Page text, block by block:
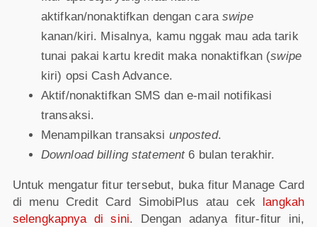
aktifkan/nonaktifkan dengan caraswipe
kanan/kiri. Misalnya, kamu nggak mau ada tarik
tunai pakai kartu kredit maka nonaktifkan (swipe
kiri) opsi Cash Advance.
Aktif/nonaktifkan SMS dan e-mail notifikasi
transaksi.
Menampilkan transaksi unposted.
Download billing statement6 bulan terakhir.
Untuk mengatur fitur tersebut, buka fitur Manage Card
di menu Credit Card SimobiPlus atau cek langkah
selengkapnya di sini. Dengan adanya fitur-fitur ini,